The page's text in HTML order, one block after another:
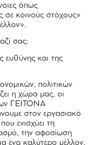
όπως
σε κοινούς στόχους»
σας:
ευθύνης και της
πολιτικών
η χώρα μας, οι
ΓΕΙΤΟΝΑ
στον εργασιακό
ενισχύει τη
την αφοσίωση
ένα καλύτερο μέλλον,